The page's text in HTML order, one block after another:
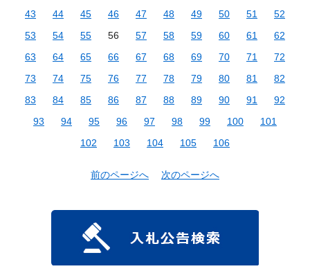
43
44 45 46 47 48 49 50 51
52
53
54 55 56 57 58 59 60 61
62
63
64 65 66 67 68 69 70 71
72
73
74 75 76 77 78 79 80 81
82
83
84 85 86 87 88 89 90 91
92
93
94 95 96 97 98 99 100
101
102
103 104 105 106
前のページへ 次のページへ